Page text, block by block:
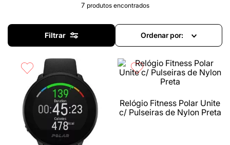
7 produtos
Filtrar Ordenar por
Relógio Fitness Polar Unite
c/ Pulseiras de Nylon Preta